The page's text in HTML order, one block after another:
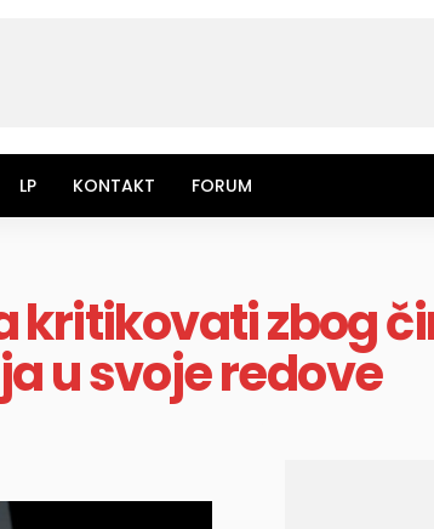
LP KONTAKT FORUM
kritikovati zbog
u svoje redove